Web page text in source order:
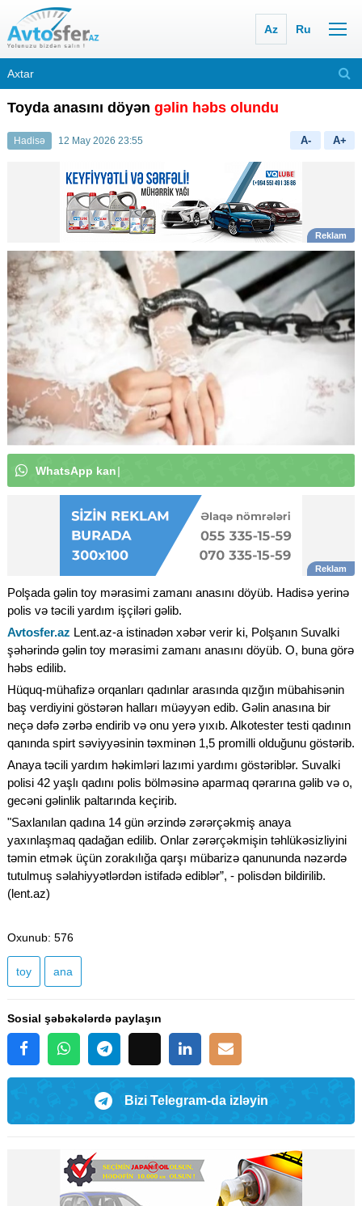
Az Ru
Toyda anasını döyən gəlin həbs olundu
Hadisə 12 May 2026 23:55 A- A+
WhatsApp kana
Polşada gəlin toy mərasimi zamanı anasını döyüb. Hadisə yerinə
polis və təcili yardım işçiləri gəlib.
Avtosfer.az Lent.az-a istinadən xəbər verir ki, Polşanın Suvalki
şəhərində gəlin toy mərasimi zamanı anasını döyüb. O, buna görə
həbs edilib.
Hüquq-mühafizə orqanları qadınlar arasında qızğın mübahisənin
baş verdiyini göstərən halları müəyyən edib. Gəlin anasına bir
neçə dəfə zərbə endirib və onu yerə yıxıb. Alkotester testi qadının
qanında spirt səviyyəsinin təxminən 1,5 promilli olduğunu göstərib.
Anaya təcili yardım həkimləri lazımi yardımı göstəriblər. Suvalki
polisi 42 yaşlı qadını polis bölməsinə aparmaq qərarına gəlib və o,
gecəni gəlinlik paltarında keçirib.
"Saxlanılan qadına 14 gün ərzində zərərçəkmiş anaya
yaxınlaşmaq qadağan edilib. Onlar zərərçəkmişin təhlükəsizliyini
təmin etmək üçün zorakılığa qarşı mübarizə qanununda nəzərdə
tutulmuş səlahiyyətlərdən istifadə ediblər”, - polisdən bildirilib.
(lent.az)
Oxunub: 576
toy ana
Sosial şəbəkələrdə paylaşın
Bizi Telegram-da izləyin